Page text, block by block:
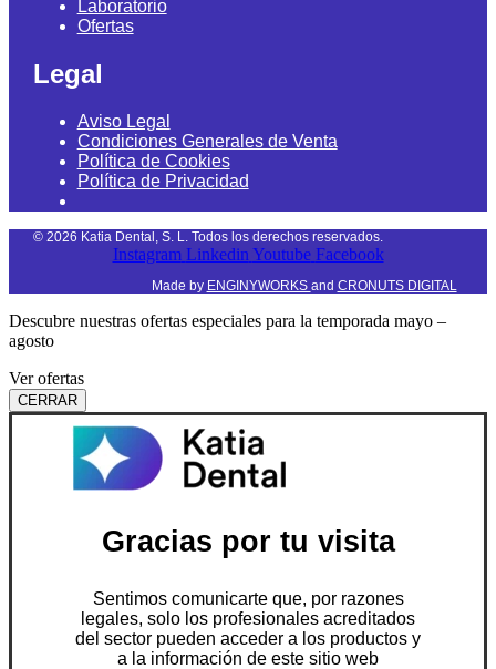
Laboratorio
Ofertas
Legal
Aviso Legal
Condiciones Generales de Venta
Política de Cookies
Política de Privacidad
© 2026 Katia Dental, S. L. Todos los derechos reservados.
Instagram Linkedin Youtube Facebook
Made by ENGINYWORKS and CRONUTS DIGITAL
Descubre nuestras ofertas especiales para la temporada mayo –
agosto
Ver ofertas
CERRAR
Gracias por tu visita
Sentimos comunicarte que, por razones
legales, solo los profesionales acreditados
del sector pueden acceder a los productos y
a la información de este sitio web